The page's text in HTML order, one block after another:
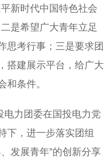
新时代中国特色社会
是希望广大青年立足
思考行事；三是要求团
搭建展示平台，给广大
和条件。
电力团委在国投电力党
下，进一步落实团组
发展青年”的创新分享